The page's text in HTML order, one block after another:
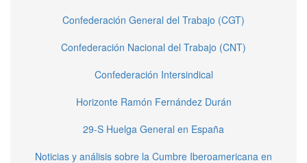
Confederación General del Trabajo (CGT)
Confederación Nacional del Trabajo (CNT)
Confederación Intersindical
Horizonte Ramón Fernández Durán
29-S Huelga General en España
Noticias y análisis sobre la Cumbre Iberoamericana en